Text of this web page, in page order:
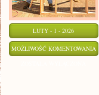
LUTY - 1 - 2026
MOŻLIWOŚĆ KOMENTOWANIA